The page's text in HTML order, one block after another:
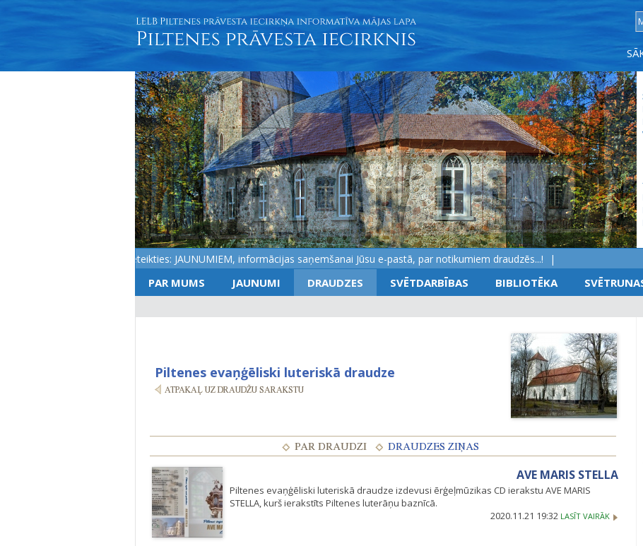
Aicinām pieteikties: JAUNUMIEM, informācijas saņemšanai Jūsu e-pastā, par notikumiem draudzēs...!
PAR MUMS JAUNUMI DRAUDZES SVĒTDARBĪBAS BIBLIOTĒKA
Piltenes evaņģēliski luteriskā draudze
AVE MARIS STELLA
Piltenes evaņģēliski luteriskā draudze izdevusi ērģeļmūzikas CD ierakstu AVE MARIS
STELLA, kurš ierakstīts Piltenes luterāņu baznīcā.
2020.11.21 19:32 LASĪT VAIRĀK